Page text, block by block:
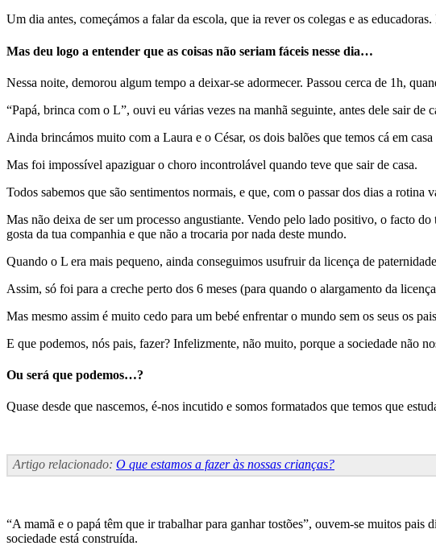
Um dia antes, começámos a falar da escola, que ia rever os colegas e as
Mas deu logo a entender que as coisas não seriam fáceis nesse dia…
Nessa noite, demorou algum tempo a deixar-se adormecer. Passou cerca de 1h,
“Papá, brinca com o L”, ouvi eu várias vezes na manhã seguinte, antes dele sair de
Ainda brincámos muito com a Laura e o César, os dois balões que temos cá em
Mas foi impossível apaziguar o choro incontrolável quando teve que sair de casa.
Todos sabemos que são sentimentos normais, e que, com o passar dos dias a rotina
Mas não deixa de ser um processo angustiante. Vendo pelo lado positivo, o facto
gosta da tua companhia e que não a trocaria por nada deste mundo.
Quando o L era mais pequeno, ainda conseguimos usufruir da licença de
Assim, só foi para a creche perto dos 6 meses (para quando o alargamento da
Mas mesmo assim é muito cedo para um bebé enfrentar o mundo sem os seus os
E que podemos, nós pais, fazer? Infelizmente, não muito, porque a sociedade não
Ou será que podemos…?
Quase desde que nascemos, é-nos incutido e somos formatados que temos que
Artigo relacionado: O que estamos a fazer às nossas crianças?
“A mamã e o papá têm que ir trabalhar para ganhar tostões”, ouvem-se muitos
sociedade está construída.